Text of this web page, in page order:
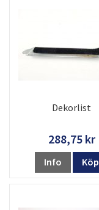
Dekorlist
288,75 kr
Info Köp